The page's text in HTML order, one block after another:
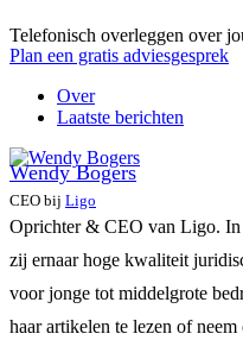
Telefonisch overleggen over
Plan een gratis adviesgesprek
Over
Laatste berichten
Wendy Bogers
CEO bij Ligo
Oprichter & CEO van Ligo. In
zij ernaar hoge kwaliteit
voor jonge tot middelgrote
haar artikelen te lezen of